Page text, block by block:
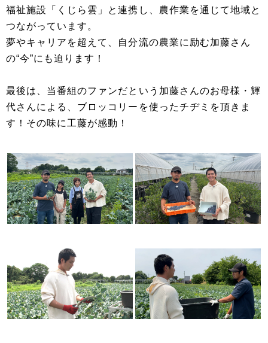
福祉施設「くじら雲」と連携し、農作業を通じて地域と
つながっています。
夢やキャリアを超えて、自分流の農業に励む加藤さん
の“今”にも迫ります！
最後は、当番組のファンだという加藤さんのお母様・輝
代さんによる、ブロッコリーを使ったチヂミを頂きま
す！その味に工藤が感動！